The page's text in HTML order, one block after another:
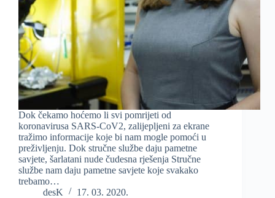
Dok čekamo hoćemo li svi pomrijeti od
koronavirusa SARS-CoV2, zalijepljeni za ekrane
tražimo informacije koje bi nam mogle pomoći u
preživljenju. Dok stručne službe daju pametne
savjete, šarlatani nude čudesna rješenja Stručne
službe nam daju pametne savjete koje svakako
trebamo…
desK
17. 03. 2020.